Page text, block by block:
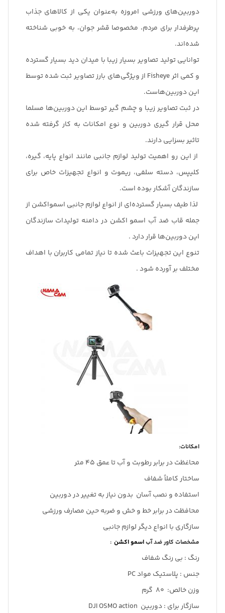
دوربین‌های ورزشی امروزه به‌عنوان یکی از کالاهای جذاب
پرطرفدار برای مردم، مخصوصا قشر جوان، به خوبی شناخته
شده‌اند.
توانایی تولید تصاویر بسیار زیبا با میدان دید بسیار گسترده
و کمی اثر Fisheye از ویژگی‌های بارز تصاویر ثبت شده توسط
این دوربین‌هاست.
در ثبت تصاویر زیبا و چشم گیر توسط این دوربین‌ها مسلما
محل قرار گیری دوربین و نوع امکانات به کار گرفته شده
تاثیر بسزایی دارند.
از این رو اهمیت تولید لوازم جانبی مانند انواع پایه، گیره،
کلیپس، دسته سلفی، ریموت و انواع تجهیزات خاص برای
سازندگان آشکار بوده است.
لذا طیف بسیار گسترده‌ای از انواع لوازم جانبی اسمواکشن از
جمله قاب ضد آب اسمو اکشن در دامنه تولیدات سازندگان
این دوربین‌ها قرار دارد .
تنوع این تجهیزات باعث شده تا نیاز تمامی کاربران با اهداف
مختلف بر آورده شود .
امکانات:
محاغظت در برابر رطوبت و آب تا عمق 45 متر
ساختار کاملاً شفاف
استفاده و نصب آسان بدون نیاز به تغییر در دوربین
محافظت در برابر خط و خش و ضربه حین مصارف ورزشی
سازگاری با انواع دیگر لوازم جانبی
مشخصات کاور ضد آباسمو اکشن:
رنگ : بی رنگ شفاف
جنس : پلاستیک مواد PC
وزن خالص: 80 گرم
سازگار برای : دوربین DJI OSMO action